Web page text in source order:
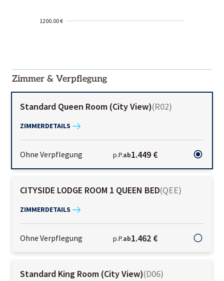
1200.00 €
01-02
Zimmer & Verpflegung
Standard Queen Room (City View)(R02)
ZIMMERDETAILS
Ohne Verpflegung p.P.ab1.449 €
CITYSIDE LODGE ROOM 1 QUEEN BED(QEE)
ZIMMERDETAILS
Ohne Verpflegung p.P.ab1.462 €
Standard King Room (City View)(D06)